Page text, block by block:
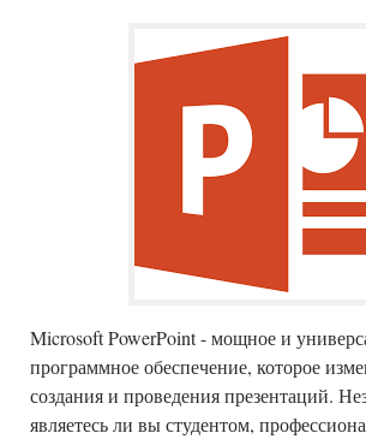
Microsoft PowerPoint - мощное и
программное обеспечение, которое
создания и проведения презентаций.
являетесь ли вы студентом,